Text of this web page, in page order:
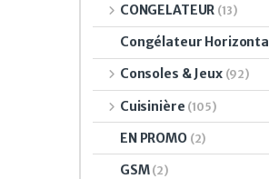
CONGELATEUR (13)
Congélateur Horizontal
Consoles & Jeux (92)
Cuisinière (105)
EN PROMO (2)
GSM (2)